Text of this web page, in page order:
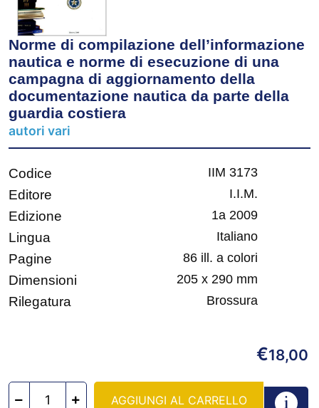
Norme di compilazione dell’informazione
nautica e norme di esecuzione di una
campagna di aggiornamento della
documentazione nautica da parte della
guardia costiera
autori vari
Codice IIM 3173
Editore I.I.M.
Edizione 1a 2009
Lingua Italiano
Pagine 86 ill. a colori
Dimensioni 205 x 290 mm
Rilegatura Brossura
€18,00
AGGIUNGI AL CARRELLO